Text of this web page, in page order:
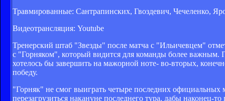
Травмированные: Сантрапинских, Гвоздевич, Чечеленко,
Видеотрансляция: Youtube
Тренерский штаб "Звезды" после матча с "Ильичевцем"
с "Горняком", который видится для команды более важным.
хотелось бы завершить на мажорной ноте- во-вторых,
победу.
"Горняк" не смог выиграть четыре последних
перезагрузиться накануне последнего тура, дабы наконец-